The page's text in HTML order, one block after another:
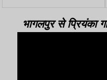
घुसपैठियों को उखाड़ फेंकेंगे
भागलपुर से प्रियंका